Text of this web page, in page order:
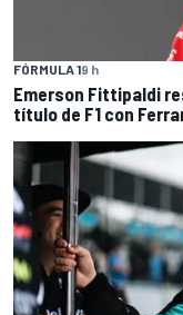
FÓRMULA 19 h
Emerson Fittipaldi
título de F1 con